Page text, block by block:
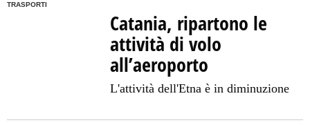
TRASPORTI
Catania, ripartono le
attività di volo
all’aeroporto
L'attività dell'Etna è in diminuzione